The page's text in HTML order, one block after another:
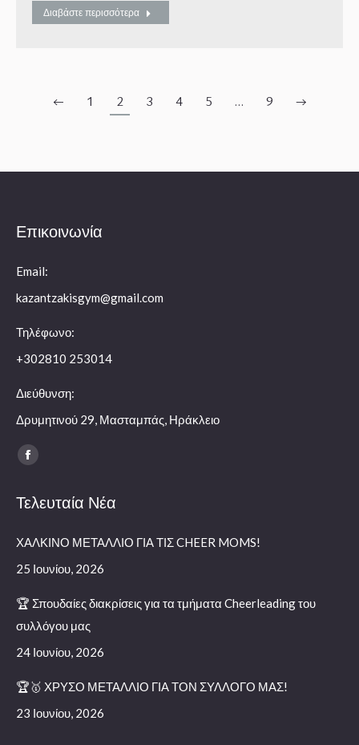
Διαβάστε περισσότερα
← 1 2 3 4 5 … 9 →
Επικοινωνία
Email:
kazantzakisgym@gmail.com
Τηλέφωνο:
+302810 253014
Διεύθυνση:
Δρυμητινού 29, Μασταμπάς, Ηράκλειο
Find us on:
Facebook
opens
new
window
Τελευταία Νέα
ΧΑΛΚΙΝΟ ΜΕΤΑΛΛΙΟ ΓΙΑ ΤΙΣ CHEER MOMS!
25 Ιουνίου, 2026
🏆 Σπουδαίες διακρίσεις για τα τμήματα Cheerleading του
συλλόγου μας
24 Ιουνίου, 2026
🏆🥇 ΧΡΥΣΟ ΜΕΤΑΛΛΙΟ ΓΙΑ ΤΟΝ ΣΥΛΛΟΓΟ ΜΑΣ!
23 Ιουνίου, 2026